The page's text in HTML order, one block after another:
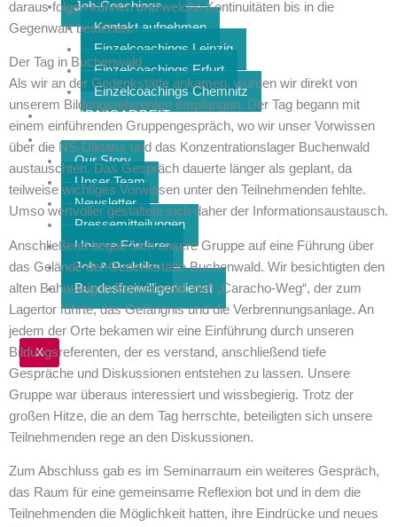
Job-Coachings
Kontakt aufnehmen
Einzelcoachings Leipzig
Einzelcoachings Erfurt
Einzelcoachings Chemnitz
BÜNDNISARBEIT
ÜBER UNS
Our Story
Unser Team
Newsletter
Pressemitteilungen
Unsere Förderer
Job & Praktika
Bundesfreiwilligendienst
X
daraus folgen können und welche Kontinuitäten bis in die
Gegenwart bestehen.
Der Tag in Buchenwald
Als wir an der Gedenkstätte ankamen, wurden wir direkt von
unserem Bildungsreferenten empfangen. Der Tag begann mit
einem einführenden Gruppengespräch, wo wir unser Vorwissen
über die NS-Diktatur und das Konzentrationslager Buchenwald
austauschten. Das Gespräch dauerte länger als geplant, da
teilweise wichtiges Vorwissen unter den Teilnehmenden fehlte.
Umso wertvoller gestaltete sich daher der Informationsaustausch.
Anschließend begab sich unsere Gruppe auf eine Führung über
das Gelände der Gedenkstätte Buchenwald. Wir besichtigten den
alten Bahnsteig in Buchenwald, den „Caracho-Weg“, der zum
Lagertor führte, das Gefängnis und die Verbrennungsanlage. An
jedem der Orte bekamen wir eine Einführung durch unseren
Bildungsreferenten, der es verstand, anschließend tiefe
Gespräche und Diskussionen entstehen zu lassen. Unsere
Gruppe war überaus interessiert und wissbegierig. Trotz der
großen Hitze, die an dem Tag herrschte, beteiligten sich unsere
Teilnehmenden rege an den Diskussionen.
Zum Abschluss gab es im Seminarraum ein weiteres Gespräch,
das Raum für eine gemeinsame Reflexion bot und in dem die
Teilnehmenden die Möglichkeit hatten, ihre Eindrücke und neues